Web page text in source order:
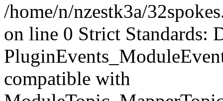
/home/n/nzestk3a/
on line 0 Strict Standards:
compatible with